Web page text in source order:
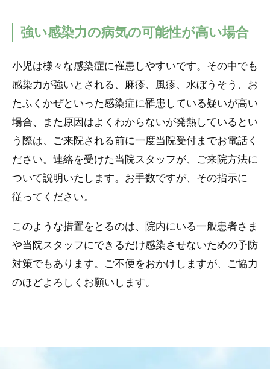
強い感染力の病気の可能性が高い場合
小児は様々な感染症に罹患しやすいです。その中でも
感染力が強いとされる、麻疹、風疹、水ぼうそう、お
たふくかぜといった感染症に罹患している疑いが高い
場合、また原因はよくわからないが発熱しているとい
う際は、ご来院される前に一度当院受付までお電話く
ださい。連絡を受けた当院スタッフが、ご来院方法に
ついて説明いたします。お手数ですが、その指示に
従ってください。
このような措置をとるのは、院内にいる一般患者さま
や当院スタッフにできるだけ感染させないための予防
対策でもあります。ご不便をおかけしますが、ご協力
のほどよろしくお願いします。